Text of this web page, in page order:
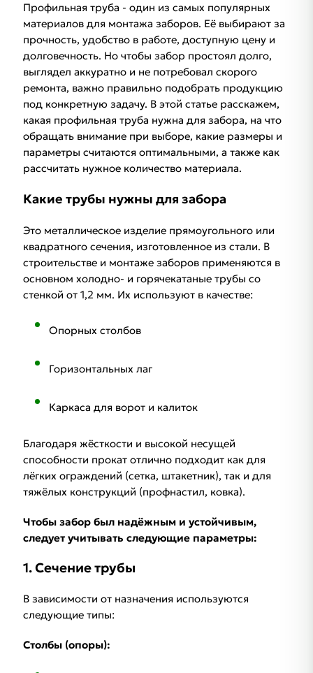
Профильная труба - один из самых популярных
материалов для монтажа заборов. Её выбирают за
прочность, удобство в работе, доступную цену и
долговечность. Но чтобы забор простоял долго,
выглядел аккуратно и не потребовал скорого
ремонта, важно правильно подобрать продукцию
под конкретную задачу. В этой статье расскажем,
какая профильная труба нужна для забора, на что
обращать внимание при выборе, какие размеры и
параметры считаются оптимальными, а также как
рассчитать нужное количество материала.
Какие трубы нужны для забора
Это металлическое изделие прямоугольного или
квадратного сечения, изготовленное из стали. В
строительстве и монтаже заборов применяются в
основном холодно- и горячекатаные трубы со
стенкой от 1,2 мм. Их используют в качестве:
Опорных столбов
Горизонтальных лаг
Каркаса для ворот и калиток
Благодаря жёсткости и высокой несущей
способности прокат отлично подходит как для
лёгких ограждений (сетка, штакетник), так и для
тяжёлых конструкций (профнастил, ковка).
Чтобы забор был надёжным и устойчивым,
следует учитывать следующие параметры:
1.Сечение трубы
В зависимости от назначения используются
следующие типы:
Столбы (опоры):